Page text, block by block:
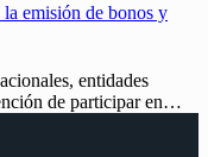
la emisión de bonos y
entidades
de participar en…